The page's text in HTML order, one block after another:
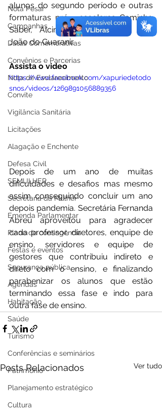
Nota Pesar
Campanhas
Datas Comemorativas
Convênios e Parcerias
Nota de Esclarecimento
Convite
Vigilância Sanitária
Licitações
Alagação e Enchente
Defesa Civil
SEMULHER
Secretaria da Mulher
Emenda Parlamentar
Plano de contingência
Festas e eventos
Segurança pública
Agendas
Habitação
Saúde
Turismo
Conferências e seminários
Patrimônio
Planejamento estratégico
Cultura
alunos do segundo período e outras
formaturas pré - escolares Caminho
Saber, Alcimar Nunes Leitão, São
João do Guaranir.
Assista o video
https://www.facebook.com/xapuriedetodo
snos/videos/1269891056889356
Depois de um ano de muitas
dificuldades e desafios mas mesmo
assim conseguindo concluir um ano
depois pandemia. Secretária Fernanda
Abreu aproveitou para agradecer
cada professor, diretores, enquipe de
ensino, servidores e equipe de
gestores que contribuiu indireto e
direto com o ensino, e finalizando
parabenizar os alunos que estão
terminando essa fase e indo para
outra fase de ensino.
Posts Relacionados Ver tudo